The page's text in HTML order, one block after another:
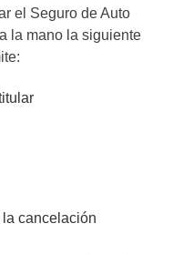
el Seguro de Auto
la mano la siguiente
cancelación